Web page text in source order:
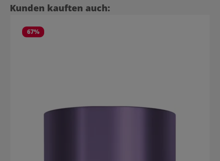
Produktgalerie überspringen
Kunden kauften auch:
67%